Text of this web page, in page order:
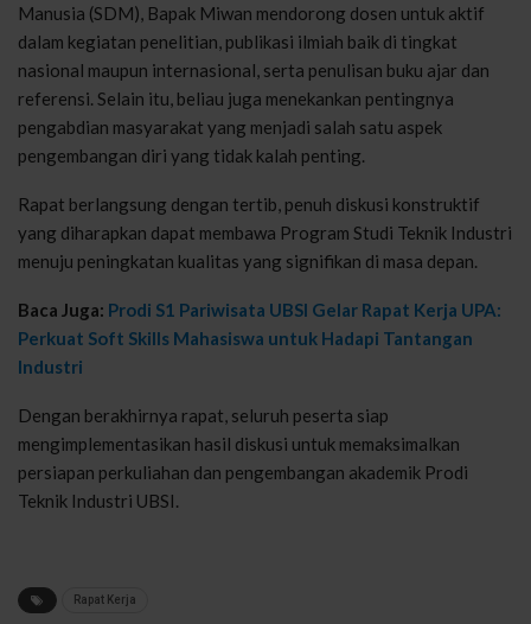
Manusia (SDM), Bapak Miwan mendorong dosen untuk aktif
dalam kegiatan penelitian, publikasi ilmiah baik di tingkat
nasional maupun internasional, serta penulisan buku ajar dan
referensi. Selain itu, beliau juga menekankan pentingnya
pengabdian masyarakat yang menjadi salah satu aspek
pengembangan diri yang tidak kalah penting.
Rapat berlangsung dengan tertib, penuh diskusi konstruktif
yang diharapkan dapat membawa Program Studi Teknik Industri
menuju peningkatan kualitas yang signifikan di masa depan.
Baca Juga: Prodi S1 Pariwisata UBSI Gelar Rapat Kerja UPA:
Perkuat Soft Skills Mahasiswa untuk Hadapi Tantangan
Industri
Dengan berakhirnya rapat, seluruh peserta siap
mengimplementasikan hasil diskusi untuk memaksimalkan
persiapan perkuliahan dan pengembangan akademik Prodi
Teknik Industri UBSI.
Rapat Kerja